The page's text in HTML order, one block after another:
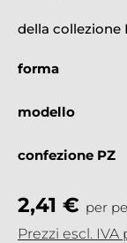
della collezione
2,41 € per
Prezzi escl.
forma
modello
confezione PZ